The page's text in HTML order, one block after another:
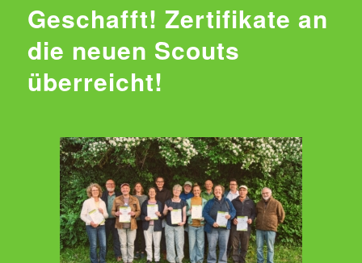
Geschafft! Zertifikate an
die neuen Scouts
überreicht!